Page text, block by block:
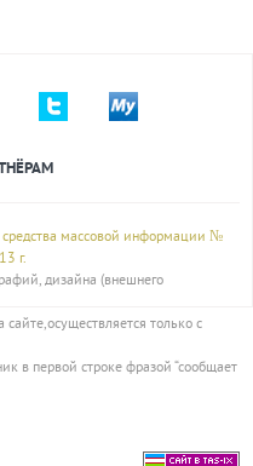
средства массовой информации №
г.
дизайна (внешнего
только с
в первой строке фразой “сообщает